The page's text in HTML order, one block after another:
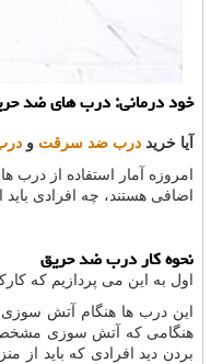
خود درمانی: درب های ضد
آیا خرید درب ضد سرقت و
امروزه آمار استفاده از
اضافی هستند، چه افرادی
نحوه کار درب ضد حریق
اول به این می پردازیم که
این درب ها هنگام آتش
هنگامی که آتش سوزی مشخص
بردن دید افرادی که باید